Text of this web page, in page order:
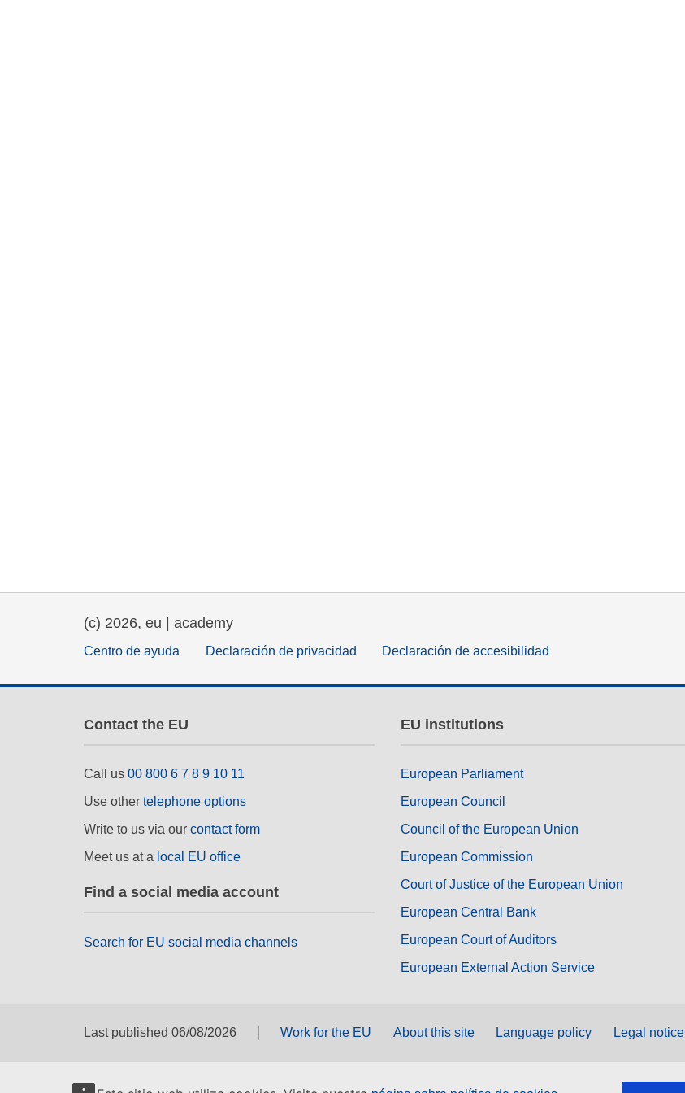
(c) 2026, eu | academy
Centro de ayuda Declaración de privacidad Declaración de accesibilidad
Contact the EU
Call us 00 800 6 7 8 9 10 11
Use other telephone options
Write to us via our contact form
Meet us at a local EU office
Find a social media account
Search for EU social media channels
EU institutions
European Parliament
European Council
Council of the European Union
European Commission
Court of Justice of the European Union
European Central Bank
European Court of Auditors
European External Action Service
Last published 06/08/2026 Work for the EU About this site Language policy Legal notice